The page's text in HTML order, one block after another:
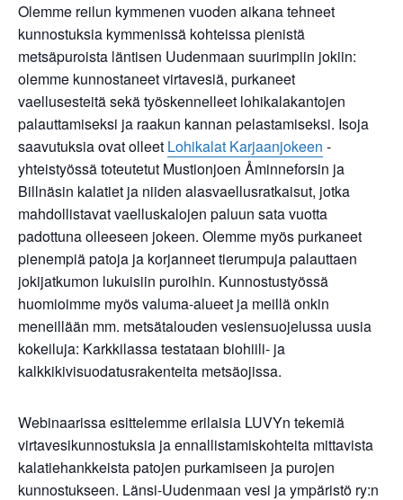
Olemme reilun kymmenen vuoden aikana tehneet
kunnostuksia kymmenissä kohteissa pienistä
metsäpuroista läntisen Uudenmaan suurimpiin jokiin:
olemme kunnostaneet virtavesiä, purkaneet
vaellusesteitä sekä työskennelleet lohikalakantojen
palauttamiseksi ja raakun kannan pelastamiseksi. Isoja
saavutuksia ovat olleet Lohikalat Karjaanjokeen -
yhteistyössä toteutetut Mustionjoen Åminneforsin ja
Billnäsin kalatiet ja niiden alasvaellusratkaisut, jotka
mahdollistavat vaelluskalojen paluun sata vuotta
padottuna olleeseen jokeen. Olemme myös purkaneet
pienempiä patoja ja korjanneet tierumpuja palauttaen
jokijatkumon lukuisiin puroihin. Kunnostustyössä
huomioimme myös valuma-alueet ja meillä onkin
meneillään mm. metsätalouden vesiensuojelussa uusia
kokeiluja: Karkkilassa testataan biohiili- ja
kalkkikivisuodatusrakenteita metsäojissa.
Webinaarissa esittelemme erilaisia LUVYn tekemiä
virtavesikunnostuksia ja ennallistamiskohteita mittavista
kalatiehankkeista patojen purkamiseen ja purojen
kunnostukseen. Länsi-Uudenmaan vesi ja ympäristö ry:n